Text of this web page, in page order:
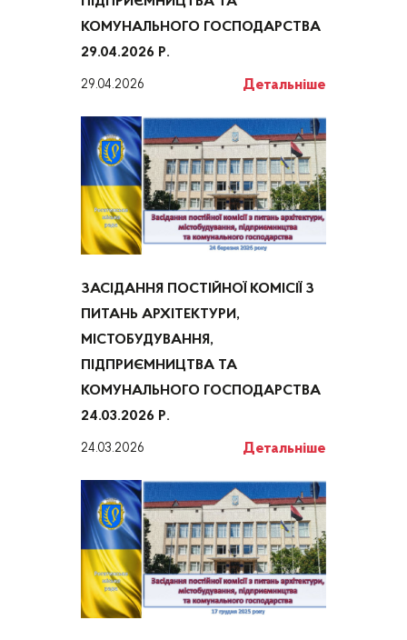
КОМУНАЛЬНОГО ГОСПОДАРСТВА
29.04.2026 Р.
29.04.2026 Детальніше
ЗАСІДАННЯ ПОСТІЙНОЇ КОМІСІЇ З
ПИТАНЬ АРХІТЕКТУРИ,
МІСТОБУДУВАННЯ,
ПІДПРИЄМНИЦТВА ТА
КОМУНАЛЬНОГО ГОСПОДАРСТВА
24.03.2026 Р.
24.03.2026 Детальніше